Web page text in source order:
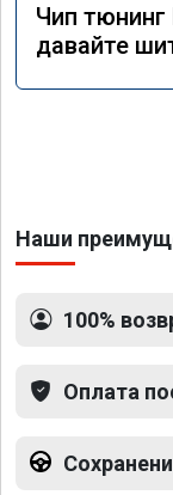
Чип тюнинг
давайте
Наши
100%
Оплата